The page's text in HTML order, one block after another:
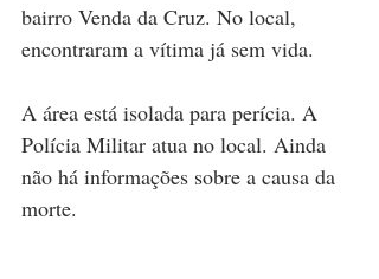
bairro Venda da Cruz. No local,
encontraram a vítima já sem vida.
A área está isolada para perícia. A
Polícia Militar atua no local. Ainda
não há informações sobre a causa da
morte.